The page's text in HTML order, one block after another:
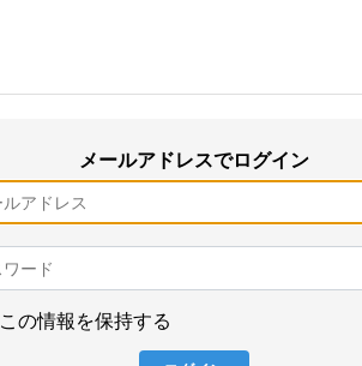
メールアドレスでログイン
この情報を保持する